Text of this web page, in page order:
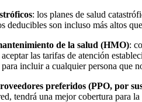
: los planes de salud
deducibles son incluso más altos
de la salud (HMO):
las tarifas de atención
incluir a cualquier persona que
preferidos (PPO, por
tendrá una mejor cobertura para